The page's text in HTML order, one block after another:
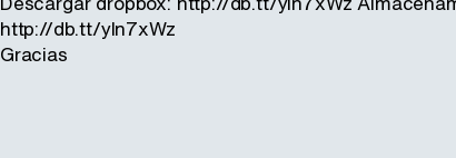
http://db.tt/yln7xWz
Gracias